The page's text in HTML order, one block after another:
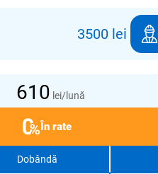
3500 lei
610 lei/lună
În rate
Dobândă